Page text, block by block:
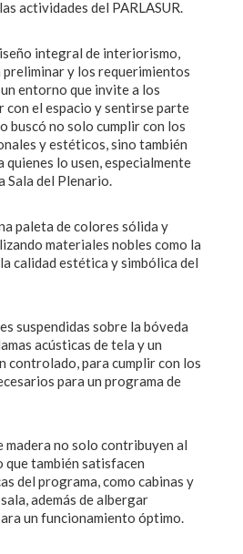
actividades del PARLASUR.
integral de interiorismo,
preliminar y los requerimientos
entorno que invite a los
con el espacio y sentirse parte
buscó no solo cumplir con los
y estéticos, sino también
quienes lo usen, especialmente
Sala del Plenario.
paleta de colores sólida y
materiales nobles como la
calidad estética y simbólica del
suspendidas sobre la bóveda
acústicas de tela y un
controlado, para cumplir con los
para un programa de
madera no solo contribuyen al
también satisfacen
del programa, como cabinas y
además de albergar
un funcionamiento óptimo.